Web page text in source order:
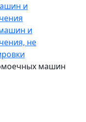
и
и
не
машин